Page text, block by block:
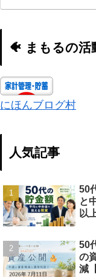
🐠 まもるの活
にほんブログ村
人気記事
50
と
以
50
の
減